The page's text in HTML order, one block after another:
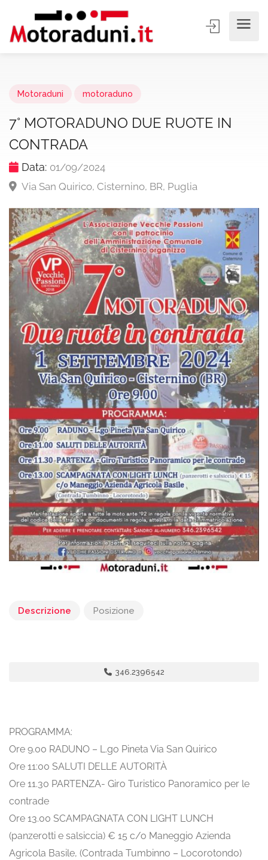
Motoraduni motoraduno
7° MOTORADUNO DUE RUOTE IN
CONTRADA
Data: 01/09/2024
Via San Quirico, Cisternino, BR, Puglia
Descrizione Posizione
346.2396542
PROGRAMMA:
Ore 9.00 RADUNO – L.go Pineta Via San Quirico
Ore 11:00 SALUTI DELLE AUTORITÀ
Ore 11.30 PARTENZA- Giro Turistico Panoramico per le
contrade
Ore 13.00 SCAMPAGNATA CON LIGHT LUNCH
(panzerotti e salsiccia) € 15 c/o Maneggio Azienda
Agricola Basile, (Contrada Tumbinno – Locorotondo)